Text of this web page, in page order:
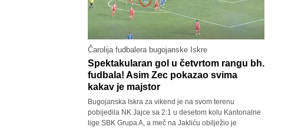
Čarolija fudbalera bugojanske Iskre
Spektakularan gol u četvrtom rangu bh.
fudbala! Asim Zec pokazao svima
kakav je majstor
Bugojanska Iskra za vikend je na svom terenu
pobijedila NK Jajce sa 2:1 u desetom kolu Kantonalne
lige SBK Grupa A, a meč na Jakliću obilježio je